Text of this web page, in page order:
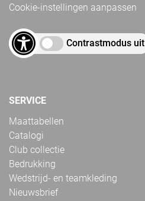
Cookie-instellingen aanpassen
Contrastmodus uit
SERVICE
Maattabellen
Catalogi
Club collectie
Bedrukking
Wedstrijd- en teamkleding
Nieuwsbrief